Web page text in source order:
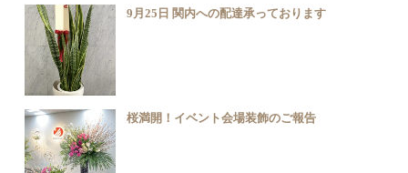
9月25日 関内への配達承っております
桜満開！イベント会場装飾のご報告